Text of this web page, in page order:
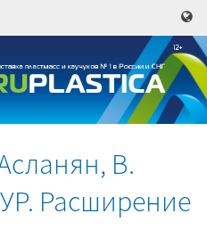
В.
Расширение